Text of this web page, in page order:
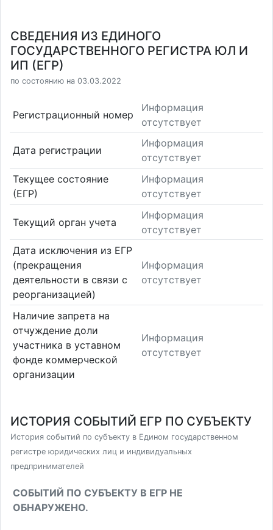
СВЕДЕНИЯ ИЗ ЕДИНОГО
ГОСУДАРСТВЕННОГО РЕГИСТРА ЮЛ И
ИП (ЕГР)
по состоянию на 03.03.2022
Регистрационный номер
Информация
отсутствует
Дата регистрации
Информация
отсутствует
Текущее состояние
(ЕГР)
Информация
отсутствует
Текущий орган учета
Информация
отсутствует
Дата исключения из ЕГР
(прекращения
деятельности в связи с
реорганизацией)
Информация
отсутствует
Наличие запрета на
отчуждение доли
участника в уставном
фонде коммерческой
организации
Информация
отсутствует
ИСТОРИЯ СОБЫТИЙ ЕГР ПО СУБЪЕКТУ
История событий по субъекту в Едином государственном
регистре юридических лиц и индивидуальных
предпринимателей
СОБЫТИЙ ПО СУБЪЕКТУ В ЕГР НЕ
ОБНАРУЖЕНО.